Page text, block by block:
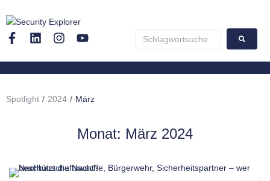
Spotlight / 2024 / März
Monat: März 2024